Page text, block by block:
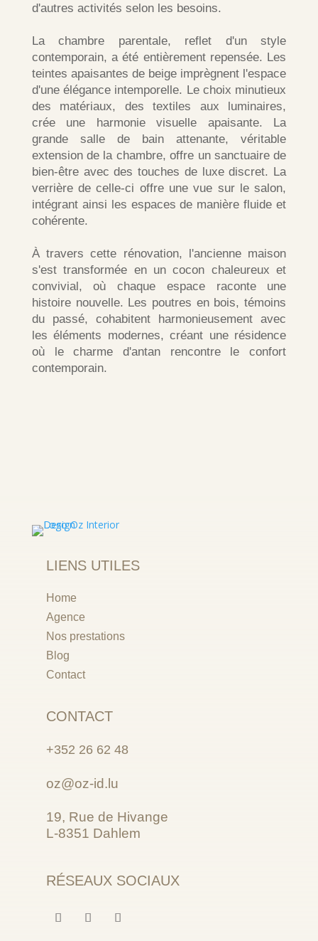
d'autres activités selon les besoins.
La chambre parentale, reflet d'un style
contemporain, a été entièrement repensée. Les
teintes apaisantes de beige imprègnent l'espace
d'une élégance intemporelle. Le choix minutieux
des matériaux, des textiles aux luminaires,
crée une harmonie visuelle apaisante. La
grande salle de bain attenante, véritable
extension de la chambre, offre un sanctuaire de
bien-être avec des touches de luxe discret. La
verrière de celle-ci offre une vue sur le salon,
intégrant ainsi les espaces de manière fluide et
cohérente.
À travers cette rénovation, l'ancienne maison
s'est transformée en un cocon chaleureux et
convivial, où chaque espace raconte une
histoire nouvelle. Les poutres en bois, témoins
du passé, cohabitent harmonieusement avec
les éléments modernes, créant une résidence
où le charme d'antan rencontre le confort
contemporain.
LIENS UTILES
Home
Agence
Nos prestations
Blog
Contact
CONTACT
+352 26 62 48
oz@oz-id.lu
19, Rue de Hivange
L-8351 Dahlem
RÉSEAUX SOCIAUX